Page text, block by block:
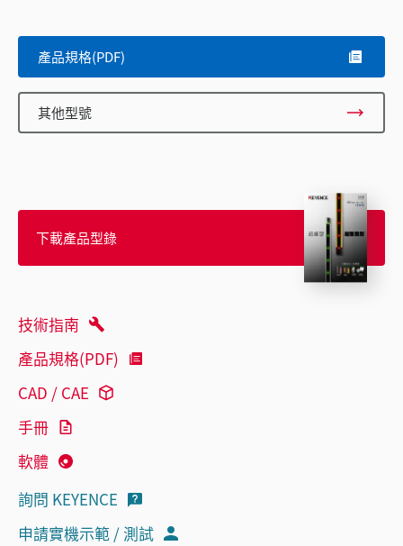
產品規格(PDF)
其他型號
下載產品型錄
技術指南
產品規格(PDF)
CAD / CAE
手冊
軟體
詢問 KEYENCE
申請實機示範 / 測試